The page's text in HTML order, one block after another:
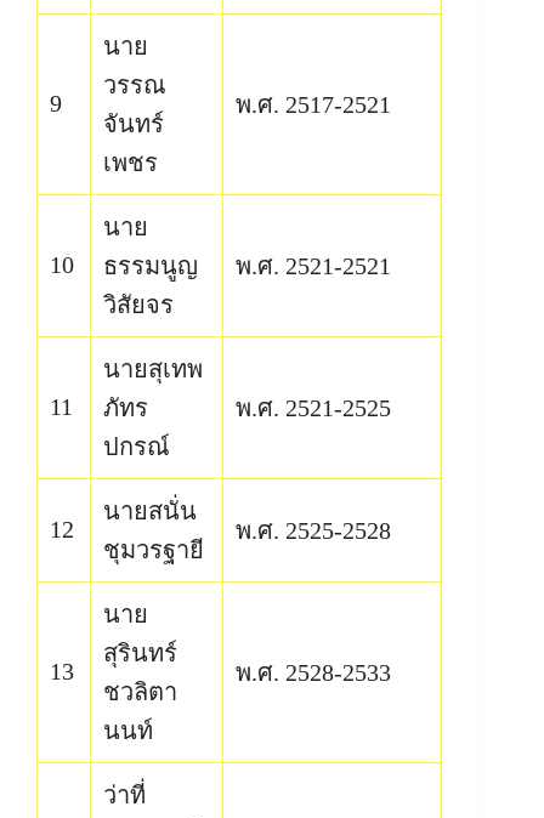
9
นาย
วรรณ
จันทร์
เพชร
พ.ศ. 2517-2521
10
นาย
ธรรมนูญ
วิสัยจร
พ.ศ. 2521-2521
11
นายสุเทพ
ภัทร
ปกรณ์
พ.ศ. 2521-2525
12
นายสนั่น
ชุมวรฐายี
พ.ศ. 2525-2528
13
นาย
สุรินทร์
ชวลิตา
นนท์
พ.ศ. 2528-2533
ว่าที่